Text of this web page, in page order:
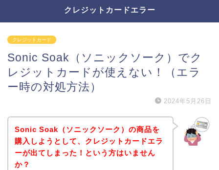
クレジットカードエラー
クレジットカード
Sonic Soak（ソニックソーク）でク
レジットカードが使えない！（エラ
ー時の対処方法）
2024年5月26日
Sonic Soak（ソニックソーク）の商品を
購入しようとして、クレジットカードエラ
ーが出てしまった！という方はいません
か？